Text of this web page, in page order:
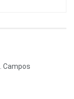
Campos